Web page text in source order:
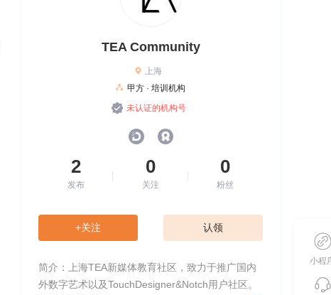
TEA Community
上海
甲方 · 培训机构
未认证的机构号
2
发布
0
关注
0
粉丝
+关注 认领
简介：上海TEA新媒体教育社区，致力于推广国内
外数字艺术以及TouchDesigner&Notch用户社区。
小程